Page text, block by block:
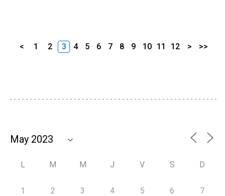
< 1 2 3 4 5 6 7 8 9 10 11 12 > >>
L M M J V S D
1 2 3 4 5 6 7